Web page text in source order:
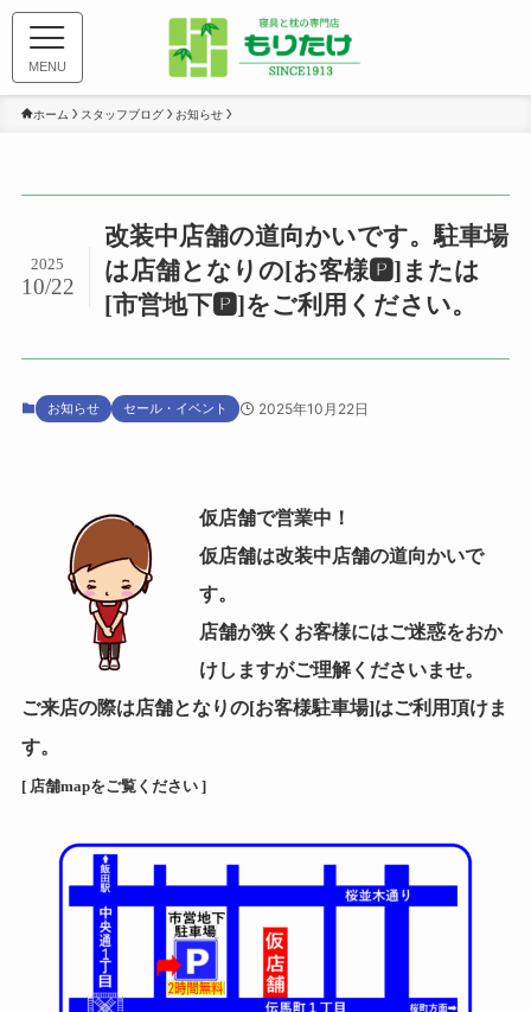
MENU
ホーム スタッフブログ お知らせ
改装中店舗の道向かいです。駐車場
は店舗となりの[お客様🅿]または
[市営地下🅿]をご利用ください。
2025
10/22
お知らせ セール・イベント 2025年10月22日
仮店舗で営業中！
仮店舗は改装中店舗の道向かいで
す。
店舗が狭くお客様にはご迷惑をおか
けしますがご理解くださいませ。
ご来店の際は店舗となりの[お客様駐車場]はご利用頂けま
す。
[ 店舗mapをご覧ください ]